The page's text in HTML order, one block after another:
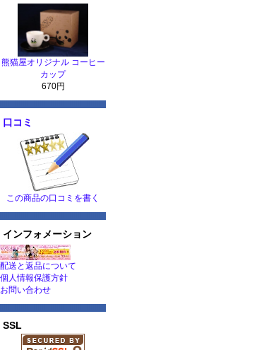
熊猫屋オリジナル コーヒー
カップ
670円
口コミ
この商品の口コミを書く
インフォメーション
配送と返品について
個人情報保護方針
お問い合わせ
SSL